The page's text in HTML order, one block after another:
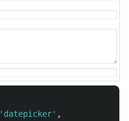
'datepicker' ,